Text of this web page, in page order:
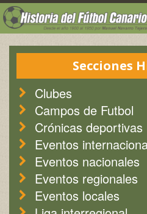
Secciones
Clubes
Campos de Futbol
Crónicas deportivas
Eventos
Eventos nacionales
Eventos regionales
Eventos locales